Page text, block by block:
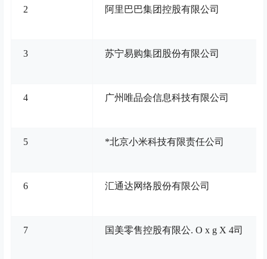
2 阿里巴巴集团控股有限公司
3 苏宁易购集团股份有限公司
4 广州唯品会信息科技有限公司
5 *北京小米科技有限责任公司
6 汇通达网络股份有限公司
7 国美零售控股有限公. O x g X 4司